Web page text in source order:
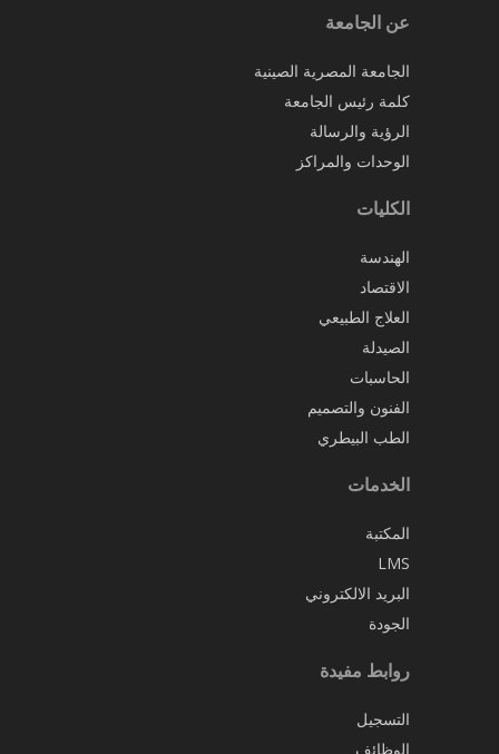
عن الجامعة
الجامعة المصرية الصينية
كلمة رئيس الجامعة
الرؤية والرسالة
الوحدات والمراكز
الكليات
الهندسة
الاقتصاد
العلاج الطبيعي
الصيدلة
الحاسبات
الفنون والتصميم
الطب البيطري
الخدمات
المكتبة
LMS
البريد الالكتروني
الجودة
روابط مفيدة
التسجيل
الوظائف